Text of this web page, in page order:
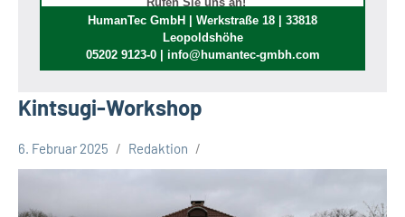
HumanTec GmbH | Werkstraße 18 | 33818
Leopoldshöhe
05202 9123-0 | info@humantec-gmbh.com
Kintsugi-Workshop
Veranstaltungen
6. Februar 2025 Redaktion